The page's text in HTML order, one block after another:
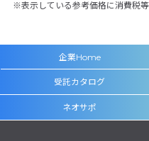
表示している参考価格に消費税
企業Home
受託カタログ
ネオサポ